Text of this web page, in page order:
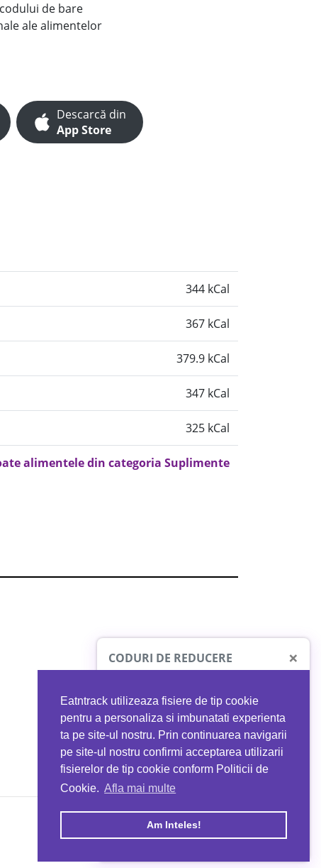
Eatntrack utilizeaza fisiere de tip cookie
pentru a personaliza si imbunatati experienta
ta pe site-ul nostru. Prin continuarea navigarii
pe site-ul nostru confirmi acceptarea utilizarii
fisierelor de tip cookie conform Politicii de
Cookie. Afla mai multe
Am Inteles!
de bare
ale alimentelor
Descarcă din
App Store
344 kCal
367 kCal
379.9 kCal
347 kCal
325 kCal
alimentele din categoria Suplimente
CODURI DE REDUCERE ×
orice comandă
EATNTRACK
MYPROTEIN
Ai40%reducere la orice comandă
folosind codul EATTRACK